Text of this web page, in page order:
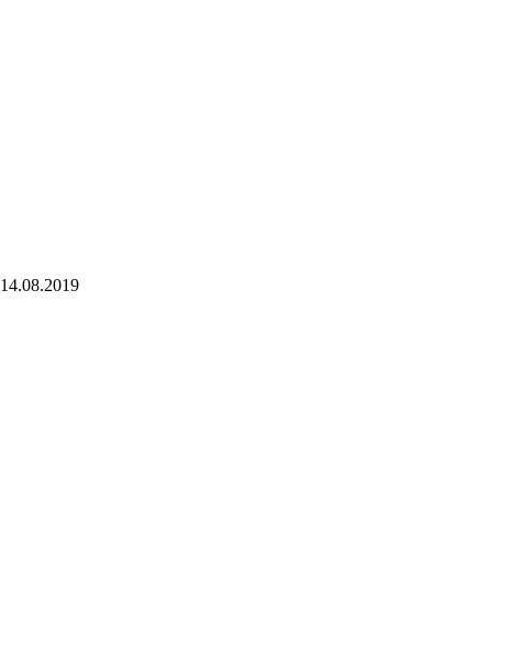
14.08.2019